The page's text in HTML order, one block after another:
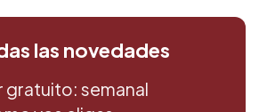
las novedades
semanal